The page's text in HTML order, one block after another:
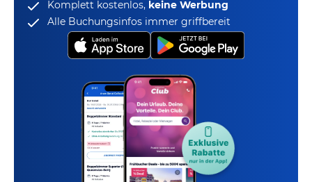
Komplett kostenlos, keine Werbung
Alle Buchungsinfos immer griffbereit